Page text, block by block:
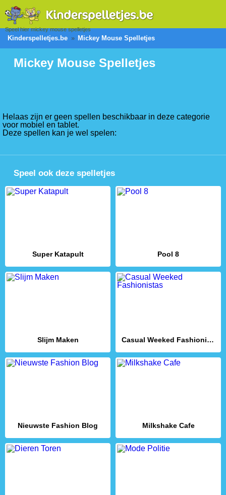
Speel hier mickey mouse spelletjes
Kinderspelletjes.be Mickey Mouse Spelletjes
Mickey Mouse Spelletjes
Helaas zijn er geen spellen beschikbaar in deze categorie
voor mobiel en tablet.
Deze spellen kan je wel spelen:
Speel ook deze spelletjes
Super Katapult Pool 8
Slijm Maken Casual Weeked Fashionistas
Nieuwste Fashion Blog Milkshake Cafe